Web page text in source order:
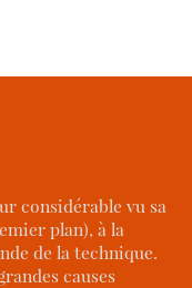
considérable vu sa
plan), à la
de la technique.
causes